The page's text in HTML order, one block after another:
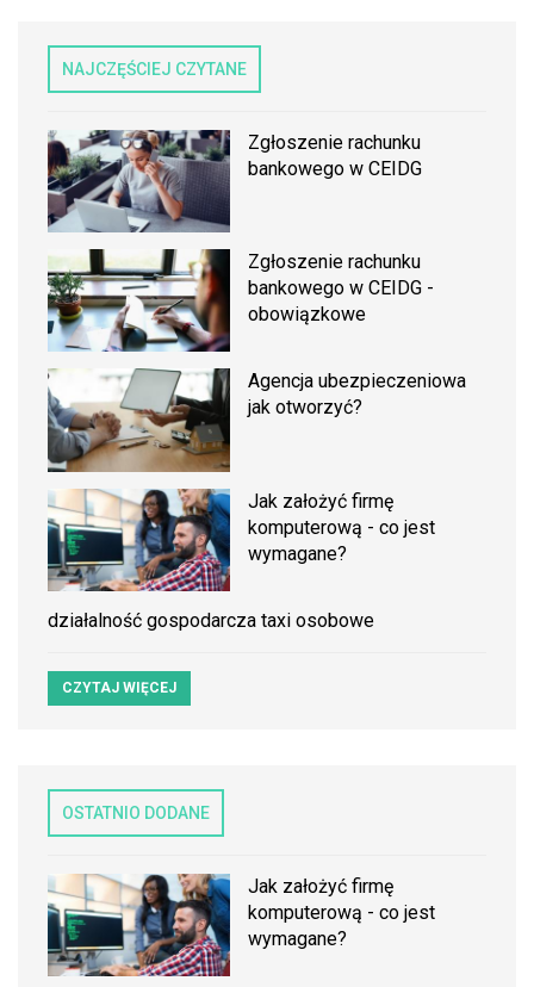
NAJCZĘŚCIEJ CZYTANE
Zgłoszenie rachunku
bankowego w CEIDG
Zgłoszenie rachunku
bankowego w CEIDG -
obowiązkowe
Agencja ubezpieczeniowa
jak otworzyć?
Jak założyć firmę
komputerową - co jest
wymagane?
działalność gospodarcza taxi osobowe
CZYTAJ WIĘCEJ
OSTATNIO DODANE
Jak założyć firmę
komputerową - co jest
wymagane?